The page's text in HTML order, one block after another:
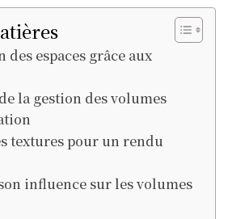
espaces grâce aux
la gestion des volumes
textures pour un rendu
influence sur les volumes